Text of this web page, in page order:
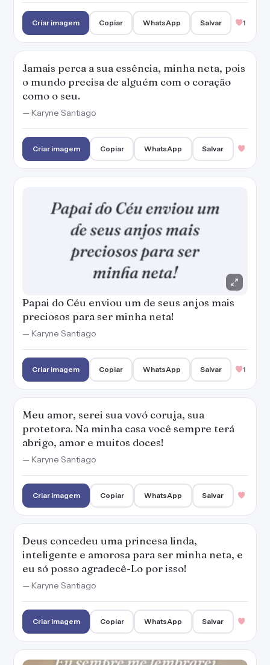
Criar imagem Copiar WhatsApp Salvar 1
Jamais perca a sua essência, minha neta, pois
o mundo precisa de alguém com o coração
como o seu.
— Karyne Santiago
Criar imagem Copiar WhatsApp Salvar
Papai do Céu enviou um de seus anjos mais
preciosos para ser minha neta!
— Karyne Santiago
Criar imagem Copiar WhatsApp Salvar 1
Meu amor, serei sua vovó coruja, sua
protetora. Na minha casa você sempre terá
abrigo, amor e muitos doces!
— Karyne Santiago
Criar imagem Copiar WhatsApp Salvar
Deus concedeu uma princesa linda,
inteligente e amorosa para ser minha neta, e
eu só posso agradecê-Lo por isso!
— Karyne Santiago
Criar imagem Copiar WhatsApp Salvar